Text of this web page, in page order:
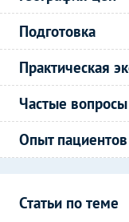
Подготовка
Практическая
Частые вопросы
Опыт пациентов
Статьи по теме